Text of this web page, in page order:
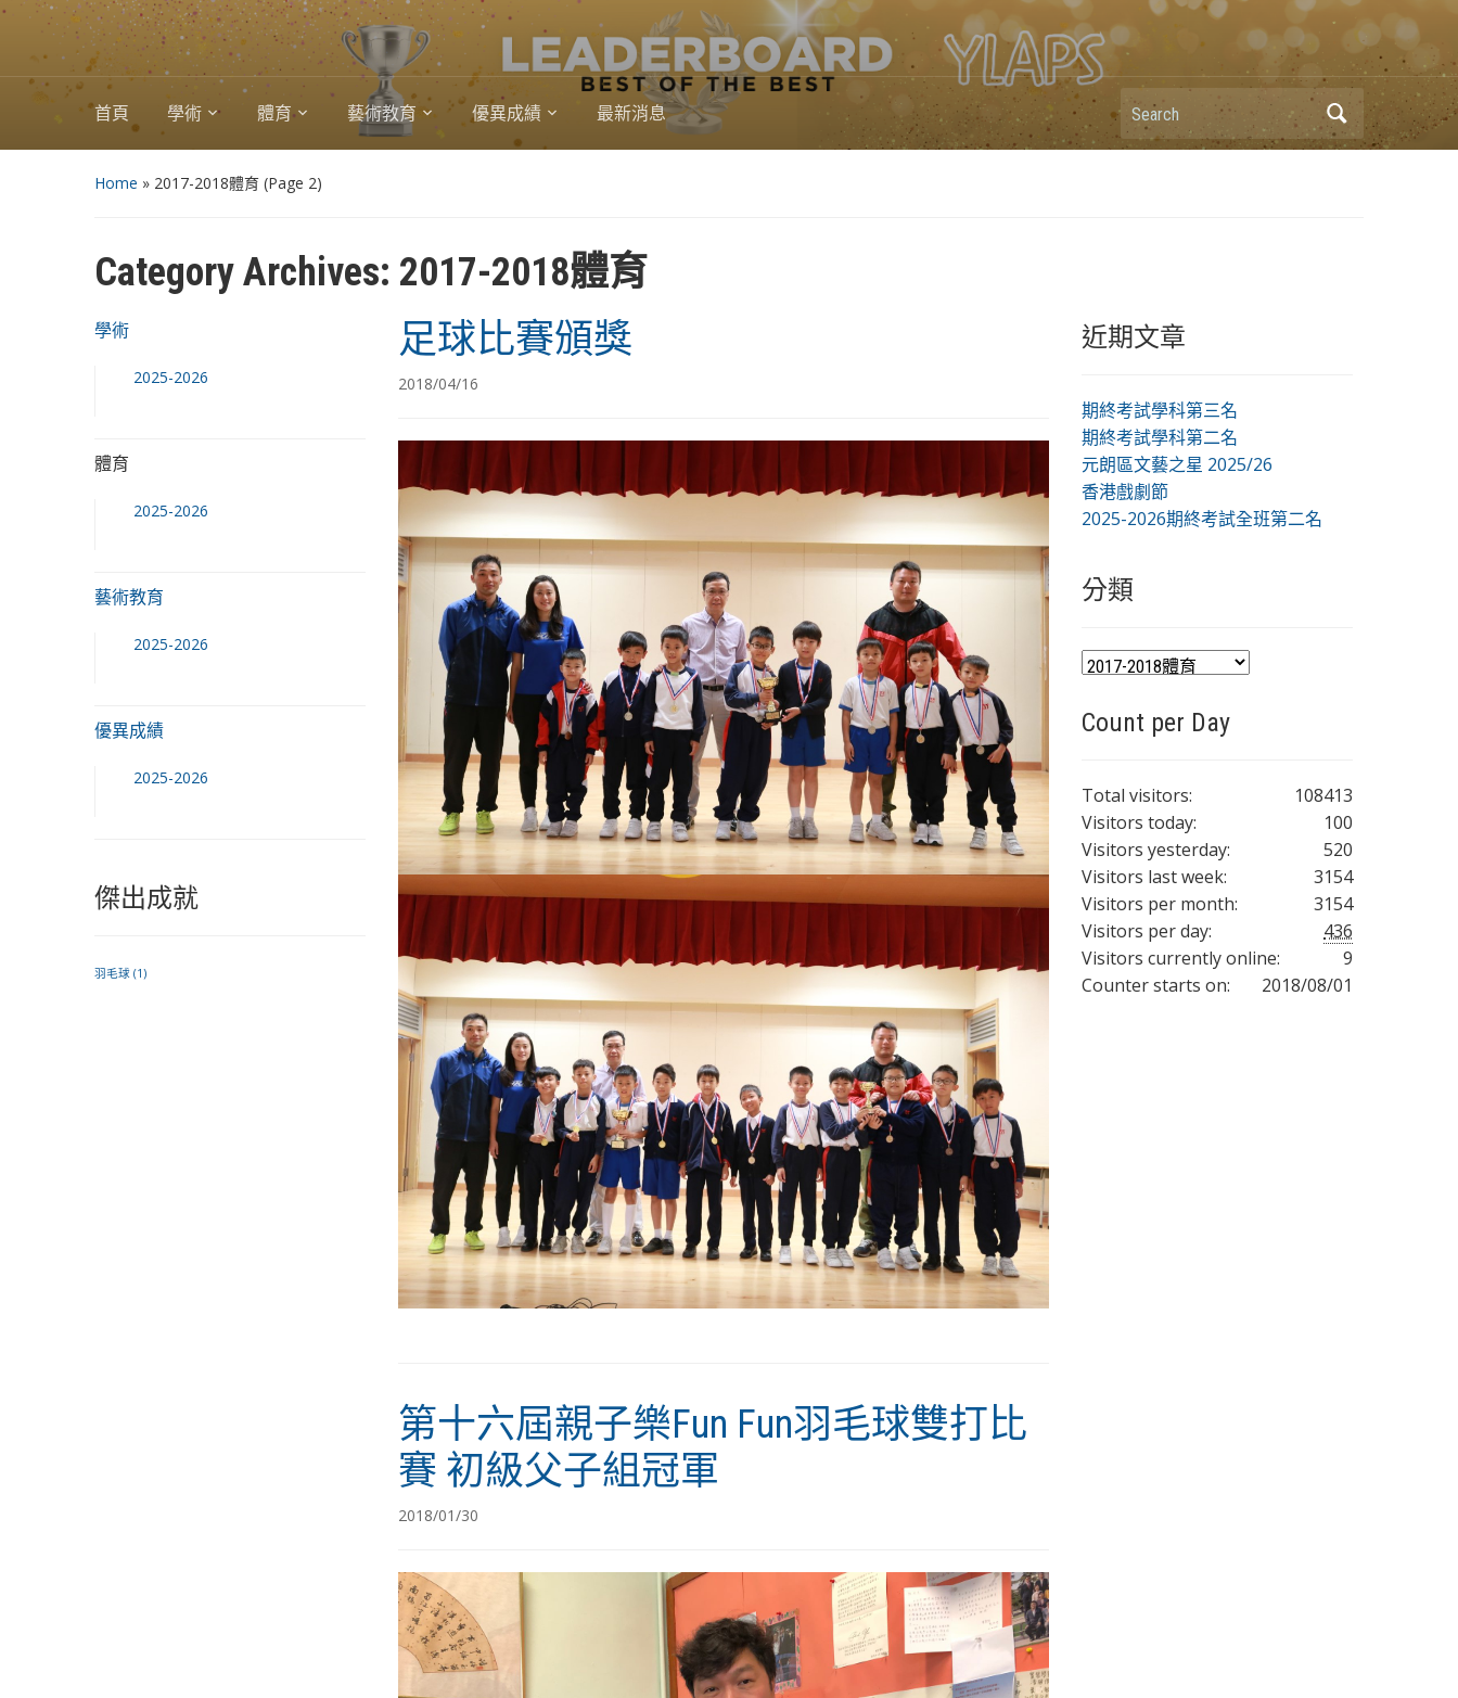
首頁 學術 體育 藝術教育 優異成績 最新消息 Search
Home » 2017-2018體育 (Page 2)
Category Archives: 2017-2018體育
學術
2025-2026
體育
2025-2026
藝術教育
2025-2026
優異成績
2025-2026
傑出成就
羽毛球 (1)
足球比賽頒獎
2018/04/16
第十六屆親子樂Fun Fun羽毛球雙打比
賽 初級父子組冠軍
2018/01/30
近期文章
期終考試學科第三名
期終考試學科第二名
元朗區文藝之星 2025/26
香港戲劇節
2025-2026期終考試全班第二名
分類
分
Count per Day
108413
Total visitors:
100
Visitors today:
520
Visitors yesterday:
3154
Visitors last week:
3154
Visitors per month:
436
Visitors per day:
9
Visitors currently online:
2018/08/01
Counter starts on: